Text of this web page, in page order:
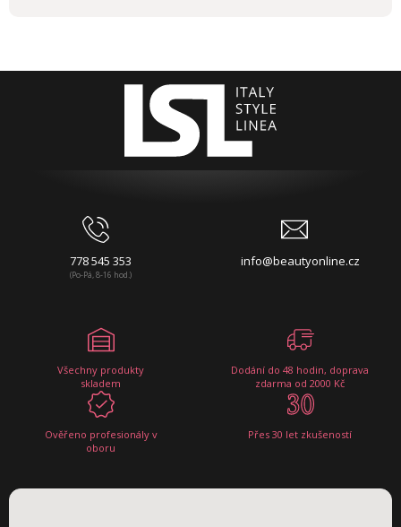
778 545 353
(Po-Pá, 8-16 hod.)
info@beautyonline.cz
Všechny produkty
skladem
Dodání do 48 hodin, doprava
zdarma od 2000 Kč
Ověřeno profesionály v
oboru
Přes 30 let zkušeností